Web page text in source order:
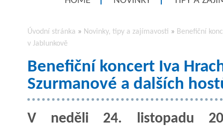
Úvodní stránka » Novinky, tipy a zajímavosti » Benefiční
v Jablunkově
Benefiční koncert Iva
Szurmanové a dalších
V neděli 24. listopadu